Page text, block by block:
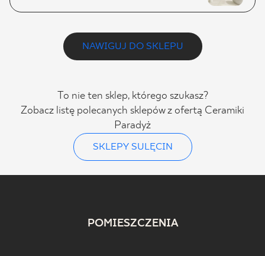
NAWIGUJ DO SKLEPU
To nie ten sklep, którego szukasz?
Zobacz listę polecanych sklepów z ofertą Ceramiki
Paradyż
SKLEPY SULĘCIN
POMIESZCZENIA